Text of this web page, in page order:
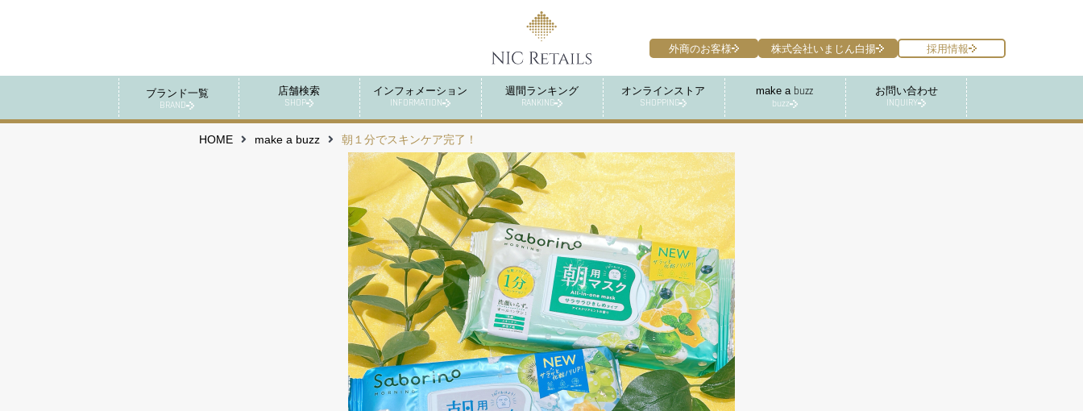
ブランド一覧
BRAND
店舗検索
SHOP
インフォメーション
INFORMATION
週間ランキング
RANKING
オンラインストア
SHOPPING
make a buzz
buzz
お問い合わせ
INQUIRY
外商のお客様 株式会社いまじん白揚 採用情報
HOME make a buzz 朝１分でスキンケア完了！